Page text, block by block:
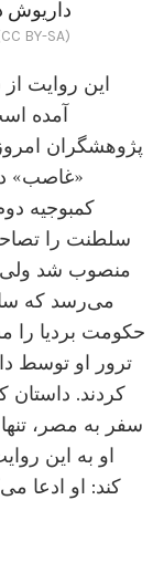
داریوش
BY-SA)
این روایت
آمده
پژوهشگران
«غاصب»
کمبوجیه
سلطنت را
منصوب شد ولی
می‌رسد که
حکومت بردیا را
کردند.
سفر به مصر،
او به این
کند: او ادعا